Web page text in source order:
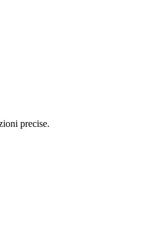
precise.